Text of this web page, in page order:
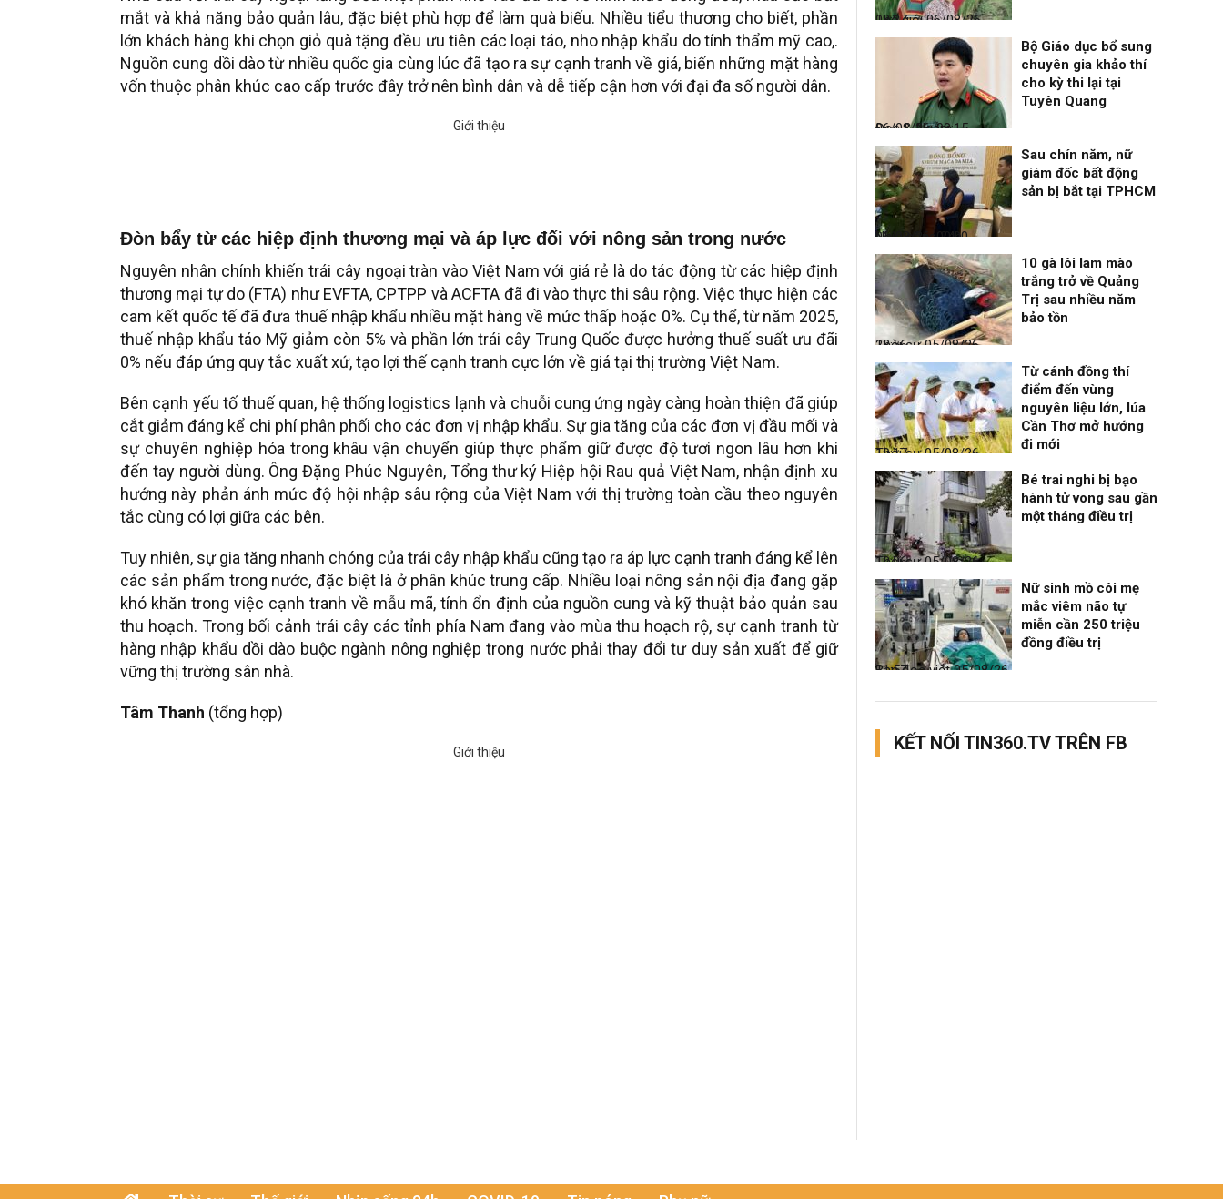
mắt và khả năng bảo quản lâu, đặc biệt phù hợp để làm quà biếu. Nhiều tiểu thương cho biết, phần
lớn khách hàng khi chọn giỏ quà tặng đều ưu tiên các loại táo, nho nhập khẩu do tính thẩm mỹ cao,.
Nguồn cung dồi dào từ nhiều quốc gia cùng lúc đã tạo ra sự cạnh tranh về giá, biến những mặt hàng
vốn thuộc phân khúc cao cấp trước đây trở nên bình dân và dễ tiếp cận hơn với đại đa số người dân.
Đòn bẩy từ các hiệp định thương mại và áp lực đối với nông sản trong nước
Nguyên nhân chính khiến trái cây ngoại tràn vào Việt Nam với giá rẻ là do tác động từ các hiệp định
thương mại tự do (FTA) như EVFTA, CPTPP và ACFTA đã đi vào thực thi sâu rộng. Việc thực hiện các
cam kết quốc tế đã đưa thuế nhập khẩu nhiều mặt hàng về mức thấp hoặc 0%. Cụ thể, từ năm 2025,
thuế nhập khẩu táo Mỹ giảm còn 5% và phần lớn trái cây Trung Quốc được hưởng thuế suất ưu đãi
0% nếu đáp ứng quy tắc xuất xứ, tạo lợi thế cạnh tranh cực lớn về giá tại thị trường Việt Nam.
Bên cạnh yếu tố thuế quan, hệ thống logistics lạnh và chuỗi cung ứng ngày càng hoàn thiện đã giúp
cắt giảm đáng kể chi phí phân phối cho các đơn vị nhập khẩu. Sự gia tăng của các đơn vị đầu mối và
sự chuyên nghiệp hóa trong khâu vận chuyển giúp thực phẩm giữ được độ tươi ngon lâu hơn khi
đến tay người dùng. Ông Đặng Phúc Nguyên, Tổng thư ký Hiệp hội Rau quả Việt Nam, nhận định xu
hướng này phản ánh mức độ hội nhập sâu rộng của Việt Nam với thị trường toàn cầu theo nguyên
tắc cùng có lợi giữa các bên.
Tuy nhiên, sự gia tăng nhanh chóng của trái cây nhập khẩu cũng tạo ra áp lực cạnh tranh đáng kể lên
các sản phẩm trong nước, đặc biệt là ở phân khúc trung cấp. Nhiều loại nông sản nội địa đang gặp
khó khăn trong việc cạnh tranh về mẫu mã, tính ổn định của nguồn cung và kỹ thuật bảo quản sau
thu hoạch. Trong bối cảnh trái cây các tỉnh phía Nam đang vào mùa thu hoạch rộ, sự cạnh tranh từ
hàng nhập khẩu dồi dào buộc ngành nông nghiệp trong nước phải thay đổi tư duy sản xuất để giữ
vững thị trường sân nhà.
Tâm Thanh (tổng hợp)
Thế giới
06/08/26, 08:27
Đọc & Ngẫm
06/08/26, 08:15
Bộ Giáo dục bổ sung
chuyên gia khảo thí
cho kỳ thi lại tại
Tuyên Quang
Nhịp sống 24h
06/08/26, 00:00
Sau chín năm, nữ
giám đốc bất động
sản bị bắt tại TPHCM
Thời sự
05/08/26, 23:56
10 gà lôi lam mào
trắng trở về Quảng
Trị sau nhiều năm
bảo tồn
Thời sự
05/08/26, 19:17
Từ cánh đồng thí
điểm đến vùng
nguyên liệu lớn, lúa
Cần Thơ mở hướng
đi mới
Thời sự
05/08/26, 12:06
Bé trai nghi bị bạo
hành tử vong sau gần
một tháng điều trị
Bạn đọc viết
05/08/26, 11:57
Nữ sinh mồ côi mẹ
mắc viêm não tự
miễn cần 250 triệu
đồng điều trị
KẾT NỐI TIN360.TV TRÊN FB